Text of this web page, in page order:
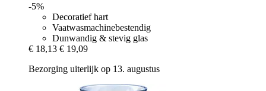
-5%
Decoratief hart
Vaatwasmachinebestendig
Dunwandig & stevig glas
€ 18,13 € 19,09
Bezorging uiterlijk op 13. augustus